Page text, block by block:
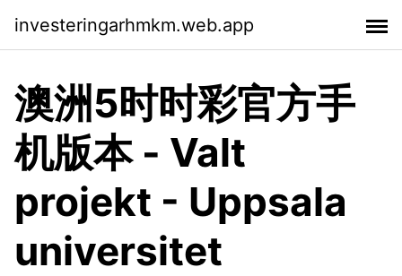
investeringarhmkm.web.app
澳洲5时时彩官方手
机版本 - Valt
projekt - Uppsala
universitet